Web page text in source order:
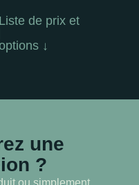
Liste de prix et
↓
une
?
ou simplement